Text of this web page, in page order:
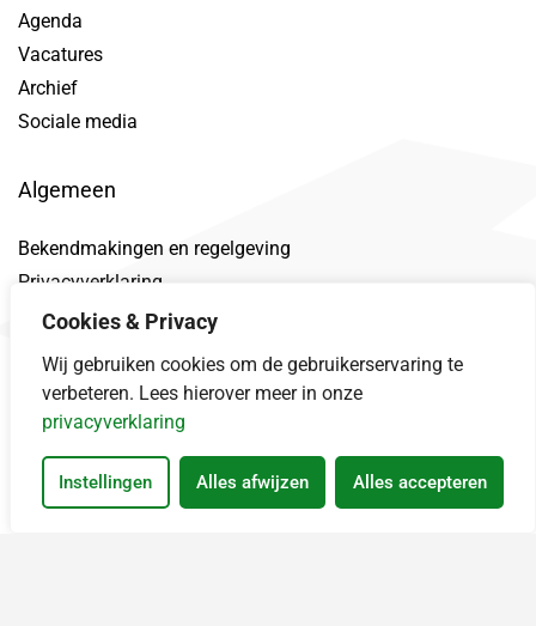
Cookies & Privacy
Wij gebruiken cookies om de gebruikerservaring te
verbeteren. Lees hierover meer in onze
privacyverklaring
Instellingen Alles afwijzen Alles accepteren
Agenda
Vacatures
Archief
Sociale media
Algemeen
Bekendmakingen en regelgeving
Privacyverklaring
Toegankelijkheidsverklaring
Datalek